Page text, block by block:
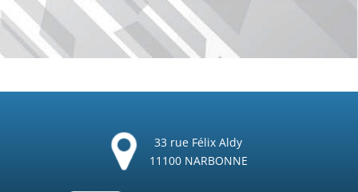
33 rue Félix Aldy
11100 NARBONNE